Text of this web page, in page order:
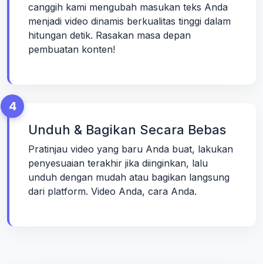
canggih kami mengubah masukan teks Anda
menjadi video dinamis berkualitas tinggi dalam
hitungan detik. Rasakan masa depan
pembuatan konten!
4
Unduh & Bagikan Secara Bebas
Pratinjau video yang baru Anda buat, lakukan
penyesuaian terakhir jika diinginkan, lalu
unduh dengan mudah atau bagikan langsung
dari platform. Video Anda, cara Anda.